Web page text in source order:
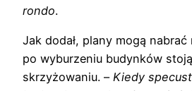
rondo.
Jak dodał, plany mogą
po wyburzeniu budynków
skrzyżowaniu. – Kiedy